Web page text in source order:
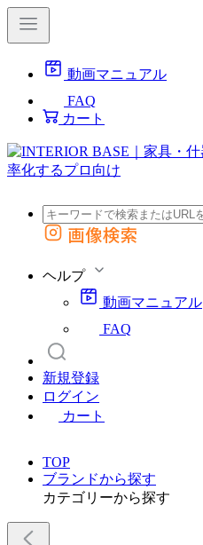
動画マニュアル
FAQ
カート
外部サイトの商品をカートに追加
画像検索
ヘルプ
動画マニュアル
FAQ
新規登録
ログイン
カート
TOP
ブランドから探す
カテゴリーから探す